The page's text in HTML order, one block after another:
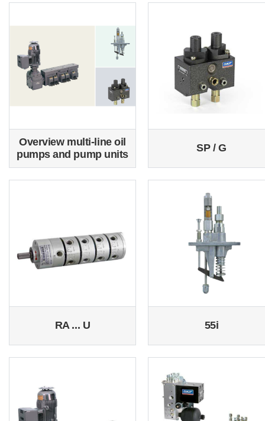
Overview multi-line oil
pumps and pump units
SP / G
RA ... U 55i